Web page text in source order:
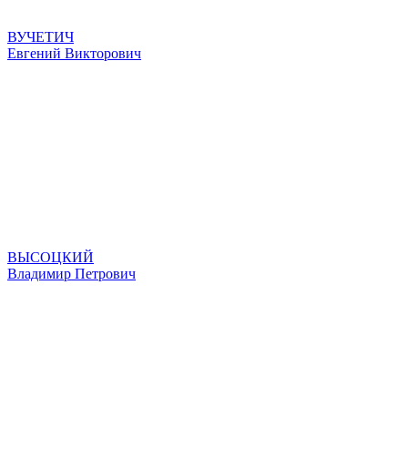
ВУЧЕТИЧ
Евгений Викторович
ВЫСОЦКИЙ
Владимир Петрович